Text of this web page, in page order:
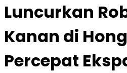
Luncurkan
Kanan di
Percepat